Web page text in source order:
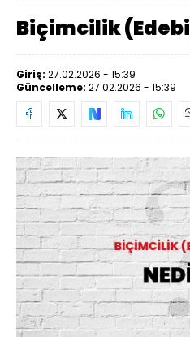
Biçimcilik
Giriş: 27.02.2026 - 15:39
Güncelleme: 27.02.2026 - 15:39